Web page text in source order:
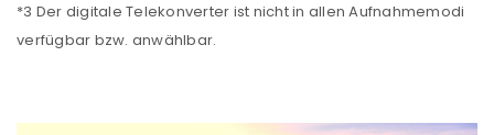
*3 Der digitale Telekonverter ist nicht in allen Aufnahmemodi
verfügbar bzw. anwählbar.